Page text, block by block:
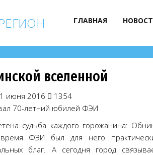
ГЛАВНАЯ
вселенной
июня 2016
1354
70-летний юбилей ФЭИ
судьба каждого горожанина:
время ФЭИ был для него
благ. А сегодня город